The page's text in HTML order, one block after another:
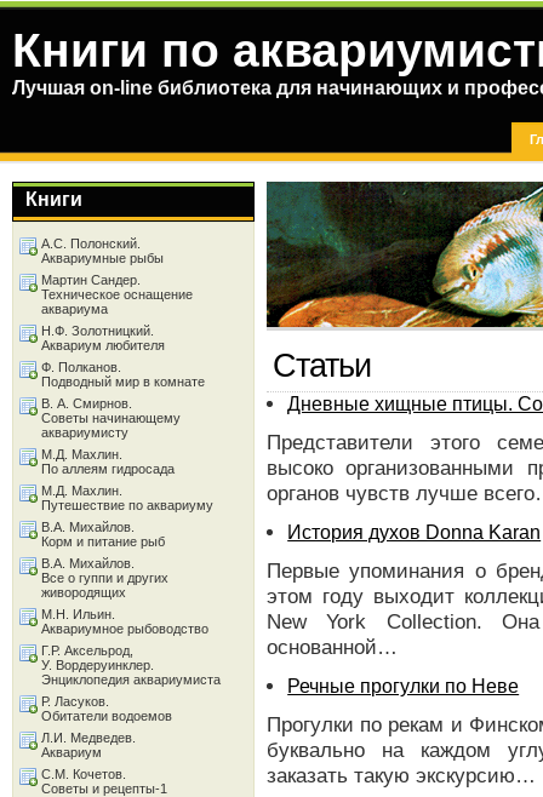
Книги по
Лучшая on-line библиотека для начинающих и
Статьи
Дневные хищные птицы.
Представители этого
высоко организованными
органов чувств лучше
История духов Donna Karan
Первые упоминания о
этом году выходит
New York Collection.
основанной…
Речные прогулки по Неве
Прогулки по рекам и
буквально на каждом
заказать такую экскурсию…
Книги
А.С. Полонский.
Аквариумные рыбы
Мартин Сандер.
Техническое оснащение
аквариума
Н.Ф. Золотницкий.
Аквариум любителя
Ф. Полканов.
Подводный мир в комнате
В. А. Смирнов.
Советы начинающему
аквариумисту
М.Д. Махлин.
По аллеям гидросада
М.Д. Махлин.
Путешествие по аквариуму
В.А. Михайлов.
Корм и питание рыб
В.А. Михайлов.
Все о гуппи и других
живородящих
М.Н. Ильин.
Аквариумное рыбоводство
Г.Р. Аксельрод,
У. Вордеруинклер.
Энциклопедия аквариумиста
Р. Ласуков.
Обитатели водоемов
Л.И. Медведев.
Аквариум
С.М. Кочетов.
Советы и рецепты-1